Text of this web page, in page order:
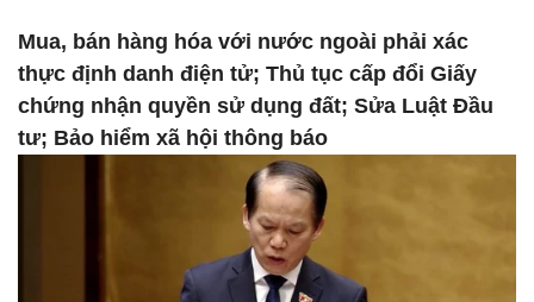
Mua, bán hàng hóa với nước ngoài phải xác
thực định danh điện tử; Thủ tục cấp đổi Giấy
chứng nhận quyền sử dụng đất; Sửa Luật Đầu
tư; Bảo hiểm xã hội thông báo